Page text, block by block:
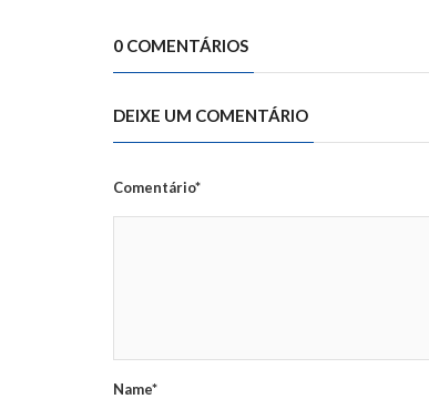
0 COMENTÁRIOS
DEIXE UM COMENTÁRIO
Comentário*
Name*